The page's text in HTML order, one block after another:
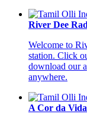
River Dee
Welcome to
station. Click
download our
anywhere.
A Cor da